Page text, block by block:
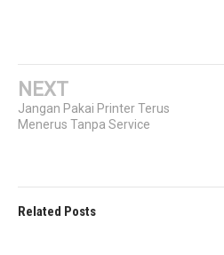
NEXT
Jangan Pakai Printer Terus
Menerus Tanpa Service
Related Posts